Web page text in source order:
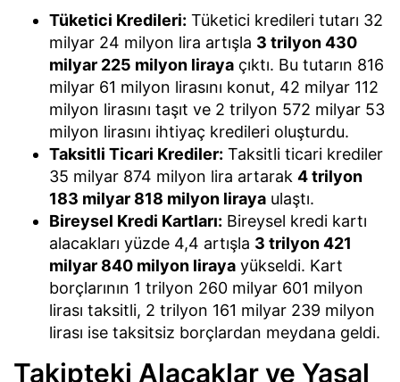
Tüketici Kredileri: Tüketici kredileri tutarı 32
milyar 24 milyon lira artışla 3 trilyon 430
milyar 225 milyon liraya çıktı. Bu tutarın 816
milyar 61 milyon lirasını konut, 42 milyar 112
milyon lirasını taşıt ve 2 trilyon 572 milyar 53
milyon lirasını ihtiyaç kredileri oluşturdu.
Taksitli Ticari Krediler: Taksitli ticari krediler
35 milyar 874 milyon lira artarak 4 trilyon
183 milyar 818 milyon liraya ulaştı.
Bireysel Kredi Kartları: Bireysel kredi kartı
alacakları yüzde 4,4 artışla 3 trilyon 421
milyar 840 milyon liraya yükseldi. Kart
borçlarının 1 trilyon 260 milyar 601 milyon
lirası taksitli, 2 trilyon 161 milyar 239 milyon
lirası ise taksitsiz borçlardan meydana geldi.
Takipteki Alacaklar ve Yasal